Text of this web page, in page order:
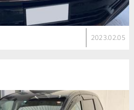
2023.02.05